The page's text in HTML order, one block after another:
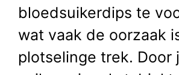
bloedsuikerdips te
wat vaak de oorzaak
plotselinge trek. Door